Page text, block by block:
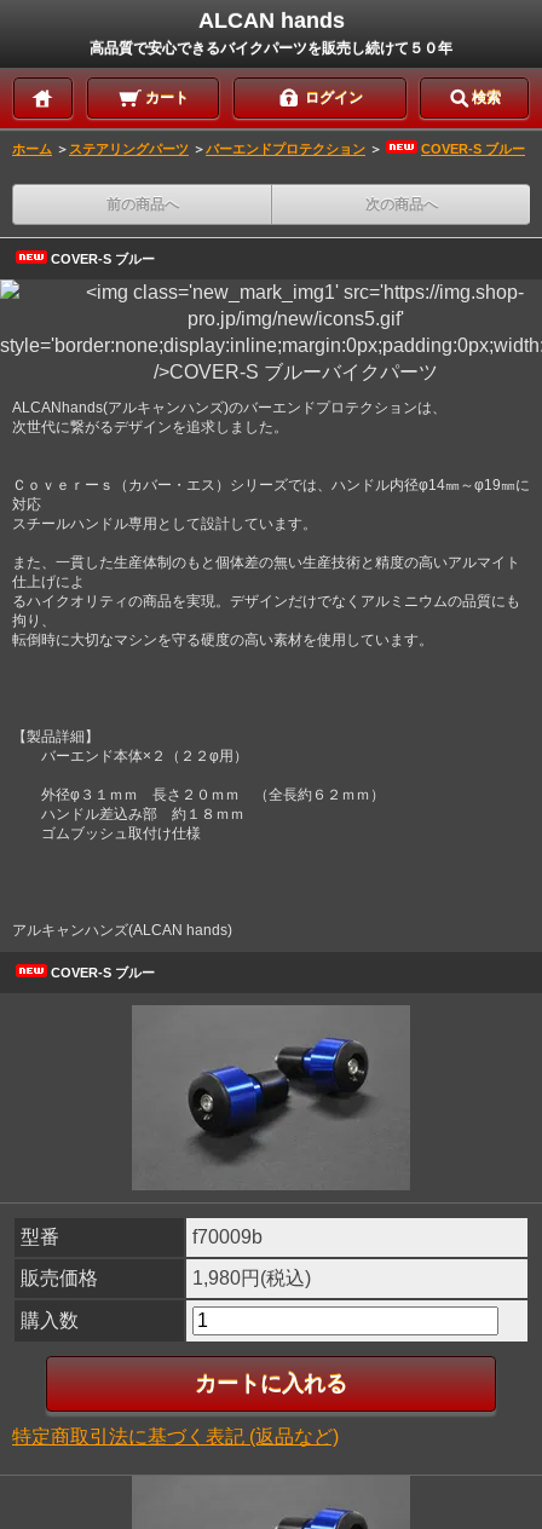
ALCAN hands
高品質で安心できるバイクパーツを販売し続けて５０年
カート ログイン 検索
ホーム ＞ ステアリングパーツ ＞バーエンドプロテクション ＞ COVER-S ブルー
前の商品へ 次の商品へ
COVER-S ブルー
ALCANhands(アルキャンハンズ)のバーエンドプロテクションは、
次世代に繋がるデザインを追求しました。
Ｃｏｖｅｒーｓ（カバー・エス）シリーズでは、ハンドル内径φ14㎜～φ19㎜に
対応
スチールハンドル専用として設計しています。
また、一貫した生産体制のもと個体差の無い生産技術と精度の高いアルマイト
仕上げによ
るハイクオリティの商品を実現。デザインだけでなくアルミニウムの品質にも
拘り、
転倒時に大切なマシンを守る硬度の高い素材を使用しています。
【製品詳細】
バーエンド本体×２（２２φ用）
外径φ３１ｍｍ 長さ２０ｍｍ （全長約６２ｍｍ）
ハンドル差込み部 約１８ｍｍ
ゴムブッシュ取付け仕様
アルキャンハンズ(ALCAN hands)
COVER-S ブルー
型番
f70009b
販売価格
1,980円(税込)
購入数
特定商取引法に基づく表記 (返品など)